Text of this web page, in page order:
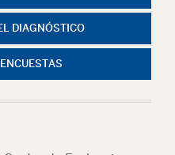
DIAGNÓSTICO